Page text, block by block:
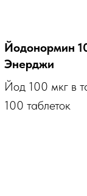
Йодонормин
Энерджи
Йод 100 мкг в
100 таблеток